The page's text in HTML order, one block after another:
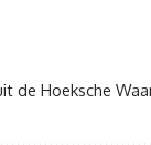
de Hoeksche